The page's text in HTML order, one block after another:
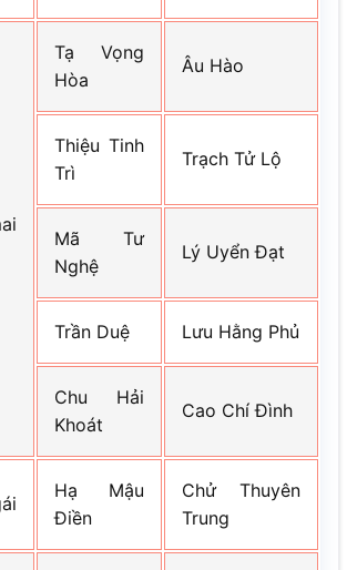
Tạ Vọng
Hòa
Âu Hào
Thiệu Tinh
Trì
Trạch Tử Lộ
Mã Tư
Nghệ
Lý Uyển Đạt
Trần Duệ Lưu Hằng Phủ
Chu Hải
Khoát
Cao Chí Đình
Hạ Mậu
Điền
Chử Thuyên
Trung